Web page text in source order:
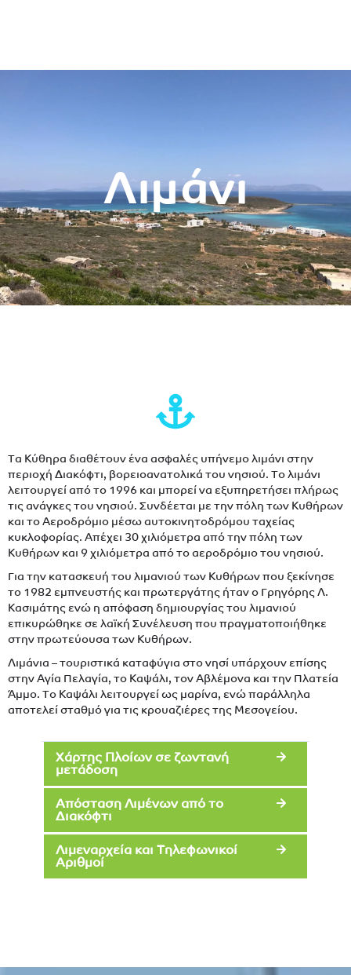
Λιμάνι
Τα Κύθηρα διαθέτουν ένα ασφαλές υπήνεμο λιμάνι στην
περιοχή Διακόφτι, βορειοανατολικά του νησιού. Το λιμάνι
λειτουργεί από το 1996 και μπορεί να εξυπηρετήσει πλήρως
τις ανάγκες του νησιού. Συνδέεται με την πόλη των Κυθήρων
και το Αεροδρόμιο μέσω αυτοκινητοδρόμου ταχείας
κυκλοφορίας. Απέχει 30 χιλιόμετρα από την πόλη των
Κυθήρων και 9 χιλιόμετρα από το αεροδρόμιο του νησιού.
Για την κατασκευή του λιμανιού των Κυθήρων που ξεκίνησε
το 1982 εμπνευστής και πρωτεργάτης ήταν ο Γρηγόρης Λ.
Κασιμάτης ενώ η απόφαση δημιουργίας του λιμανιού
επικυρώθηκε σε λαϊκή Συνέλευση που πραγματοποιήθηκε
στην πρωτεύουσα των Κυθήρων.
Λιμάνια – τουριστικά καταφύγια στο νησί υπάρχουν επίσης
στην Αγία Πελαγία, το Καψάλι, τον Αβλέμονα και την Πλατεία
Άμμο. Το Καψάλι λειτουργεί ως μαρίνα, ενώ παράλληλα
αποτελεί σταθμό για τις κρουαζιέρες της Μεσογείου.
Χάρτης Πλοίων σε ζωντανή
μετάδοση
Απόσταση Λιμένων από το
Διακόφτι
Λιμεναρχεία και Τηλεφωνικοί
Αριθμοί